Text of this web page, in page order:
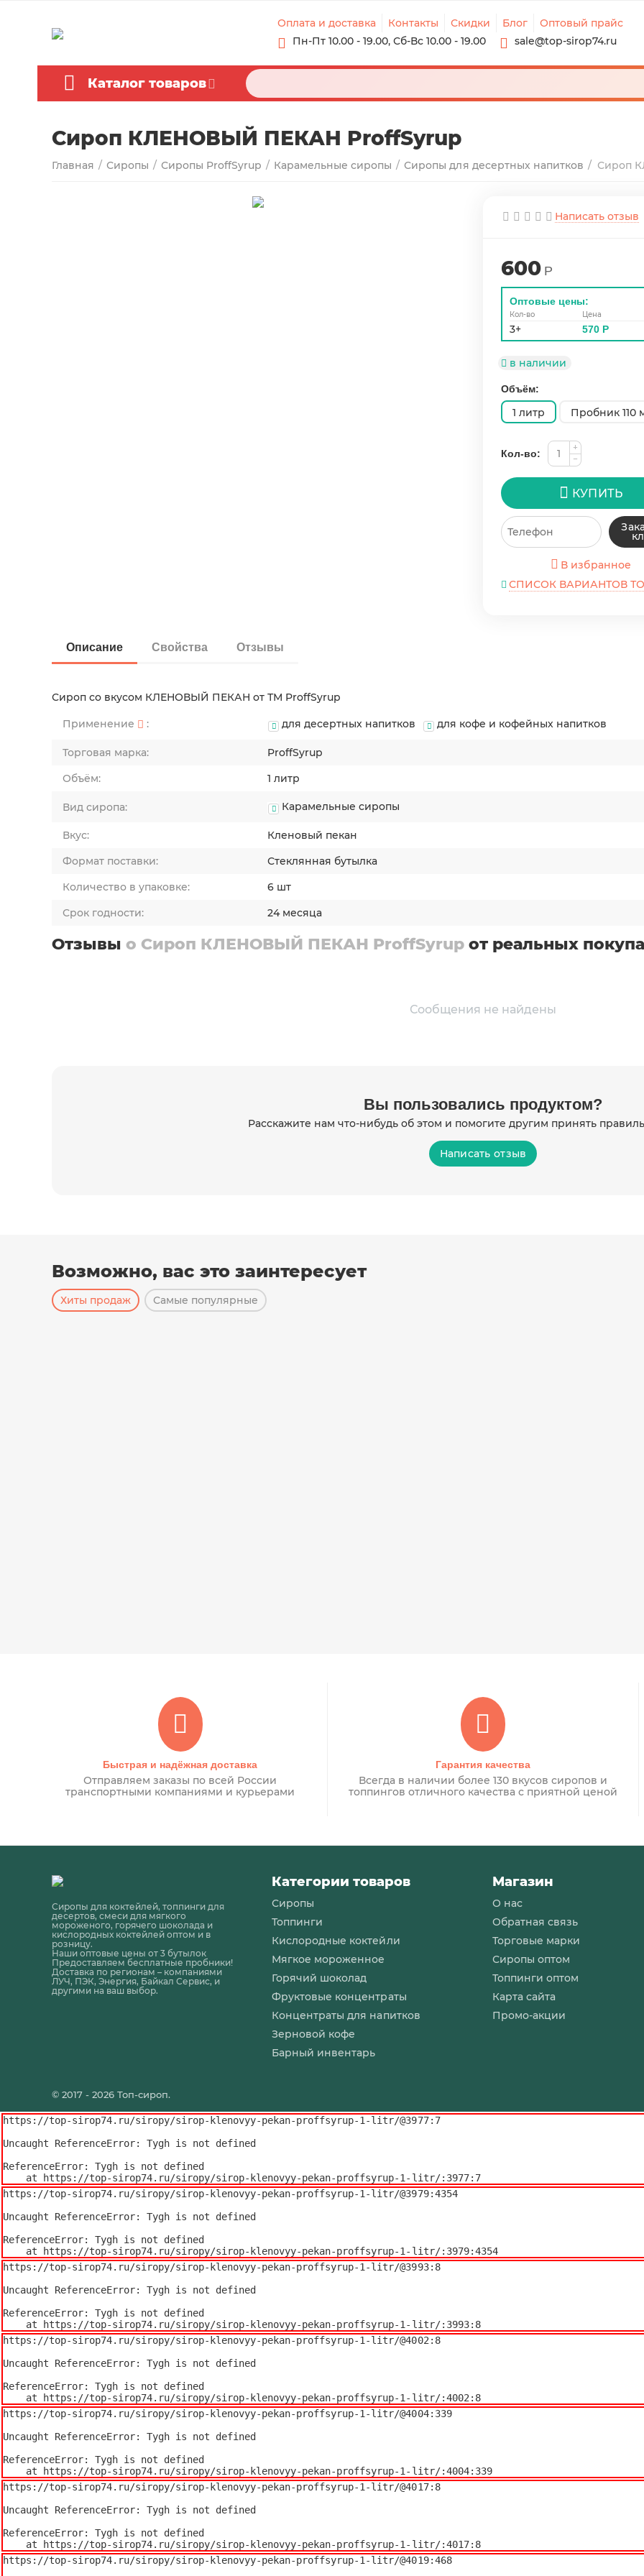
Оплата и доставка Контакты Скидки Блог
Оптовый прайс
Пн-Пт 10.00 - 19.00, Сб-Вс 10.00 - 19.00
sale@top-sirop74.ru
Каталог товаров
Сироп КЛЕНОВЫЙ ПЕКАН ProffSyrup
Главная / Сиропы / Сиропы ProffSyrup / Карамельные сиропы / Сиропы для десертных напитков / Сироп
Написать отзыв
600 Р
Оптовые цены:
Кол-во
3+
Цена
570 Р
в наличии
Объём:
1 литр Пробник 110
Кол-во:
+
−
КУПИТЬ
В избранное
СПИСОК ВАРИАНТОВ
Описание Свойства Отзывы
Сироп со вкусом КЛЕНОВЫЙ ПЕКАН от ТМ ProffSyrup
Применение : для десертных напитков для кофе и кофейных напитков
Торговая марка:
ProffSyrup
Объём:
1 литр
Вид сиропа: Карамельные сиропы
Вкус:
Кленовый пекан
Формат поставки:
Стеклянная бутылка
Количество в упаковке:
6 шт
Срок годности:
24 месяца
Отзывы о Сироп КЛЕНОВЫЙ ПЕКАН ProffSyrup от реальных
Сообщения не найдены
Вы пользовались продуктом?
Расскажите нам что-нибудь об этом и помогите другим принять
Написать отзыв
Возможно, вас это заинтересует
Хиты продаж Самые популярные
Быстрая и надёжная доставка
Отправляем заказы по всей России
транспортными компаниями и курьерами
Гарантия качества
Всегда в наличии более 130 вкусов сиропов и
топпингов отличного качества с приятной ценой
Сиропы для коктейлей, топпинги для
десертов, смеси для мягкого
мороженого, горячего шоколада и
кислородных коктейлей оптом и в
розницу.
Наши оптовые цены от 3 бутылок
Предоставляем бесплатные пробники!
Доставка по регионам – компаниями
ЛУЧ, ПЭК, Энергия, Байкал Сервис, и
другими на ваш выбор.
Категории товаров
Сиропы
Топпинги
Кислородные коктейли
Мягкое мороженное
Горячий шоколад
Фруктовые концентраты
Концентраты для напитков
Зерновой кофе
Барный инвентарь
Магазин
О нас
Обратная связь
Торговые марки
Сиропы оптом
Топпинги оптом
Карта сайта
Промо-акции
© 2017 - 2026 Топ-сироп.
https://top-sirop74.ru/siropy/sirop-klenovyy-pekan-proffsyrup-1-litr/@3977:7
Uncaught ReferenceError: Tygh is not defined
ReferenceError: Tygh is not defined
    at https://top-sirop74.ru/siropy/sirop-klenovyy-pekan-proffsyrup-1-litr/:3977:7
https://top-sirop74.ru/siropy/sirop-klenovyy-pekan-proffsyrup-1-litr/@3979:4354
Uncaught ReferenceError: Tygh is not defined
ReferenceError: Tygh is not defined
    at https://top-sirop74.ru/siropy/sirop-klenovyy-pekan-proffsyrup-1-litr/:3979:4354
https://top-sirop74.ru/siropy/sirop-klenovyy-pekan-proffsyrup-1-litr/@3993:8
Uncaught ReferenceError: Tygh is not defined
ReferenceError: Tygh is not defined
    at https://top-sirop74.ru/siropy/sirop-klenovyy-pekan-proffsyrup-1-litr/:3993:8
https://top-sirop74.ru/siropy/sirop-klenovyy-pekan-proffsyrup-1-litr/@4002:8
Uncaught ReferenceError: Tygh is not defined
ReferenceError: Tygh is not defined
    at https://top-sirop74.ru/siropy/sirop-klenovyy-pekan-proffsyrup-1-litr/:4002:8
https://top-sirop74.ru/siropy/sirop-klenovyy-pekan-proffsyrup-1-litr/@4004:339
Uncaught ReferenceError: Tygh is not defined
ReferenceError: Tygh is not defined
    at https://top-sirop74.ru/siropy/sirop-klenovyy-pekan-proffsyrup-1-litr/:4004:339
https://top-sirop74.ru/siropy/sirop-klenovyy-pekan-proffsyrup-1-litr/@4017:8
Uncaught ReferenceError: Tygh is not defined
ReferenceError: Tygh is not defined
    at https://top-sirop74.ru/siropy/sirop-klenovyy-pekan-proffsyrup-1-litr/:4017:8
https://top-sirop74.ru/siropy/sirop-klenovyy-pekan-proffsyrup-1-litr/@4019:468